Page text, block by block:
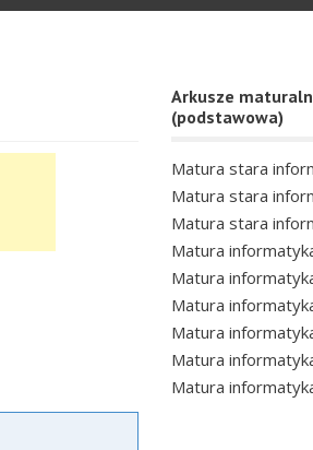
Arkusze
(podstawowa)
Matura stara
Matura stara
Matura stara
Matura
Matura
Matura
Matura
Matura
Matura